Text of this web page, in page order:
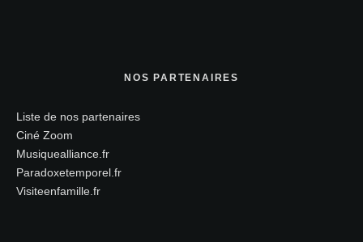
NOS PARTENAIRES
Liste de nos partenaires
Ciné Zoom
Musiquealliance.fr
Paradoxetemporel.fr
Visiteenfamille.fr